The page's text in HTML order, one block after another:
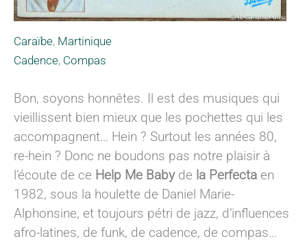
Caraïbe, Martinique
Cadence, Compas
Bon, soyons honnêtes. Il est des musiques qui
vieillissent bien mieux que les pochettes qui les
accompagnent… Hein ? Surtout les années 80,
re-hein ? Donc ne boudons pas notre plaisir à
l’écoute de ce Help Me Babyde la Perfecta en
1982, sous la houlette de Daniel Marie-
Alphonsine, et toujours pétri de jazz, d’influences
afro-latines, de funk, de cadence, de compas…